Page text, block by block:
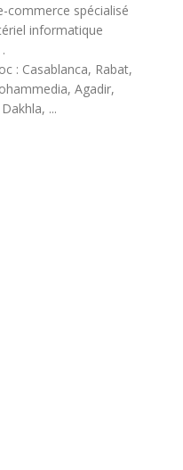
commerce spécialisé
informatique
: Casablanca, Rabat,
Agadir,
...